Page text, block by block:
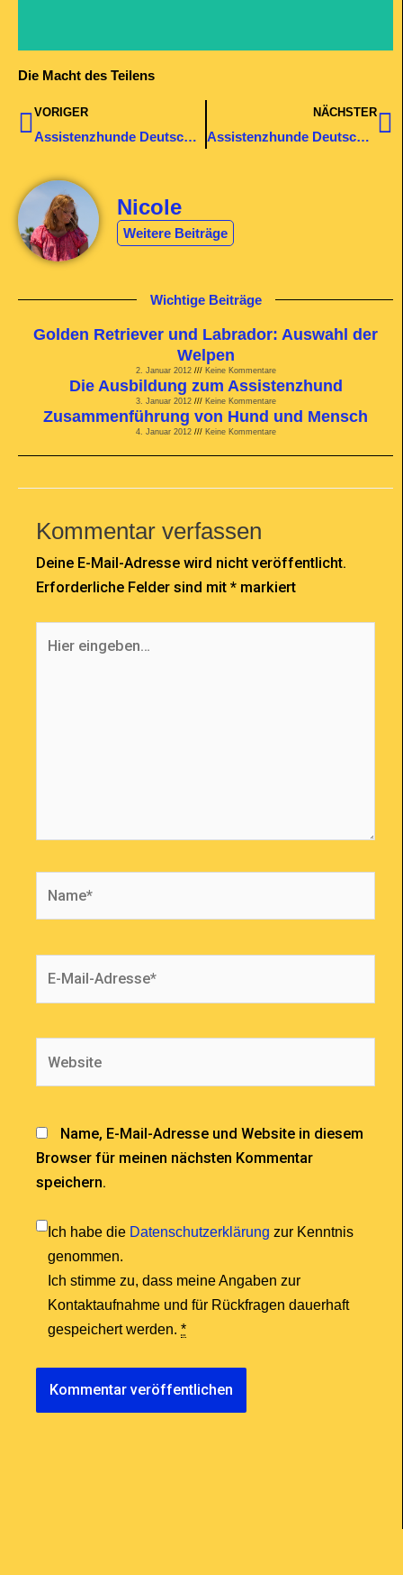
Die Macht des Teilens
Zurück
VORIGER
Assistenzhunde Deutschland Bewerber Thomas in Frankreich – Tag 4
NÄCHSTER
Assistenzhunde Deutschland Bewerber Thomas in Frankreich – Tag 6
Nicole
Weitere Beiträge
Wichtige Beiträge
Golden Retriever und Labrador: Auswahl der
Welpen
2. Januar 2012 Keine Kommentare
Die Ausbildung zum Assistenzhund
3. Januar 2012 Keine Kommentare
Zusammenführung von Hund und Mensch
4. Januar 2012 Keine Kommentare
Kommentar verfassen
Deine E-Mail-Adresse wird nicht veröffentlicht.
Erforderliche Felder sind mit * markiert
eingeben…
Name, E-Mail-Adresse und Website in diesem
Browser für meinen nächsten Kommentar
speichern.
Ich habe die Datenschutzerklärung zur Kenntnis
genommen.
Ich stimme zu, dass meine Angaben zur
Kontaktaufnahme und für Rückfragen dauerhaft
gespeichert werden. *